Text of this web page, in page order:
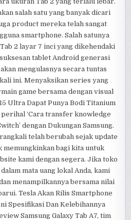
salah satu yang banyak dicari
product mereka telah sangat
smartphone. Salah satunya
2 layar 7 inci yang dikehendaki
tablet Android generasi
mengulasnya secara tuntas
ini. Menyaksikan series yang
game bersama dengan visual
Ultra Dapat Punya Bodi Titanium
‘Cara transfer knowledge
dengan Dukungan Samsung.
telah berubah sejak update
memungkinkan bagi kita untuk
kami dengan segera. Jika toko
mata uang lokal Anda, kami
menampilkannya bersama nilai
Tesla Akan Rilis Smartphone
Spesifikasi Dan Kelebihannya
Samsung Galaxy Tab A7, tim